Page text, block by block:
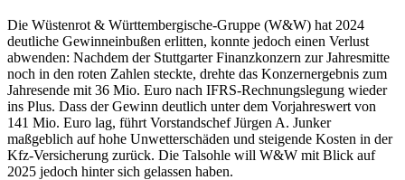
Die Wüstenrot & Württembergische-Gruppe (W&W) hat 2024
deutliche Gewinneinbußen erlitten, konnte jedoch einen Verlust
abwenden: Nachdem der Stuttgarter Finanzkonzern zur Jahresmitte
noch in den roten Zahlen steckte, drehte das Konzernergebnis zum
Jahresende mit 36 Mio. Euro nach IFRS-Rechnungslegung wieder
ins Plus. Dass der Gewinn deutlich unter dem Vorjahreswert von
141 Mio. Euro lag, führt Vorstandschef Jürgen A. Junker
maßgeblich auf hohe Unwetterschäden und steigende Kosten in der
Kfz-Versicherung zurück. Die Talsohle will W&W mit Blick auf
2025 jedoch hinter sich gelassen haben.